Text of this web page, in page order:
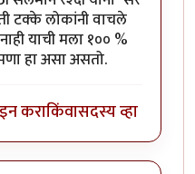
टक्के लोकांनी वाचले
याची मला १०० %
हा असा असतो.
कराकिंवासदस्य व्हा